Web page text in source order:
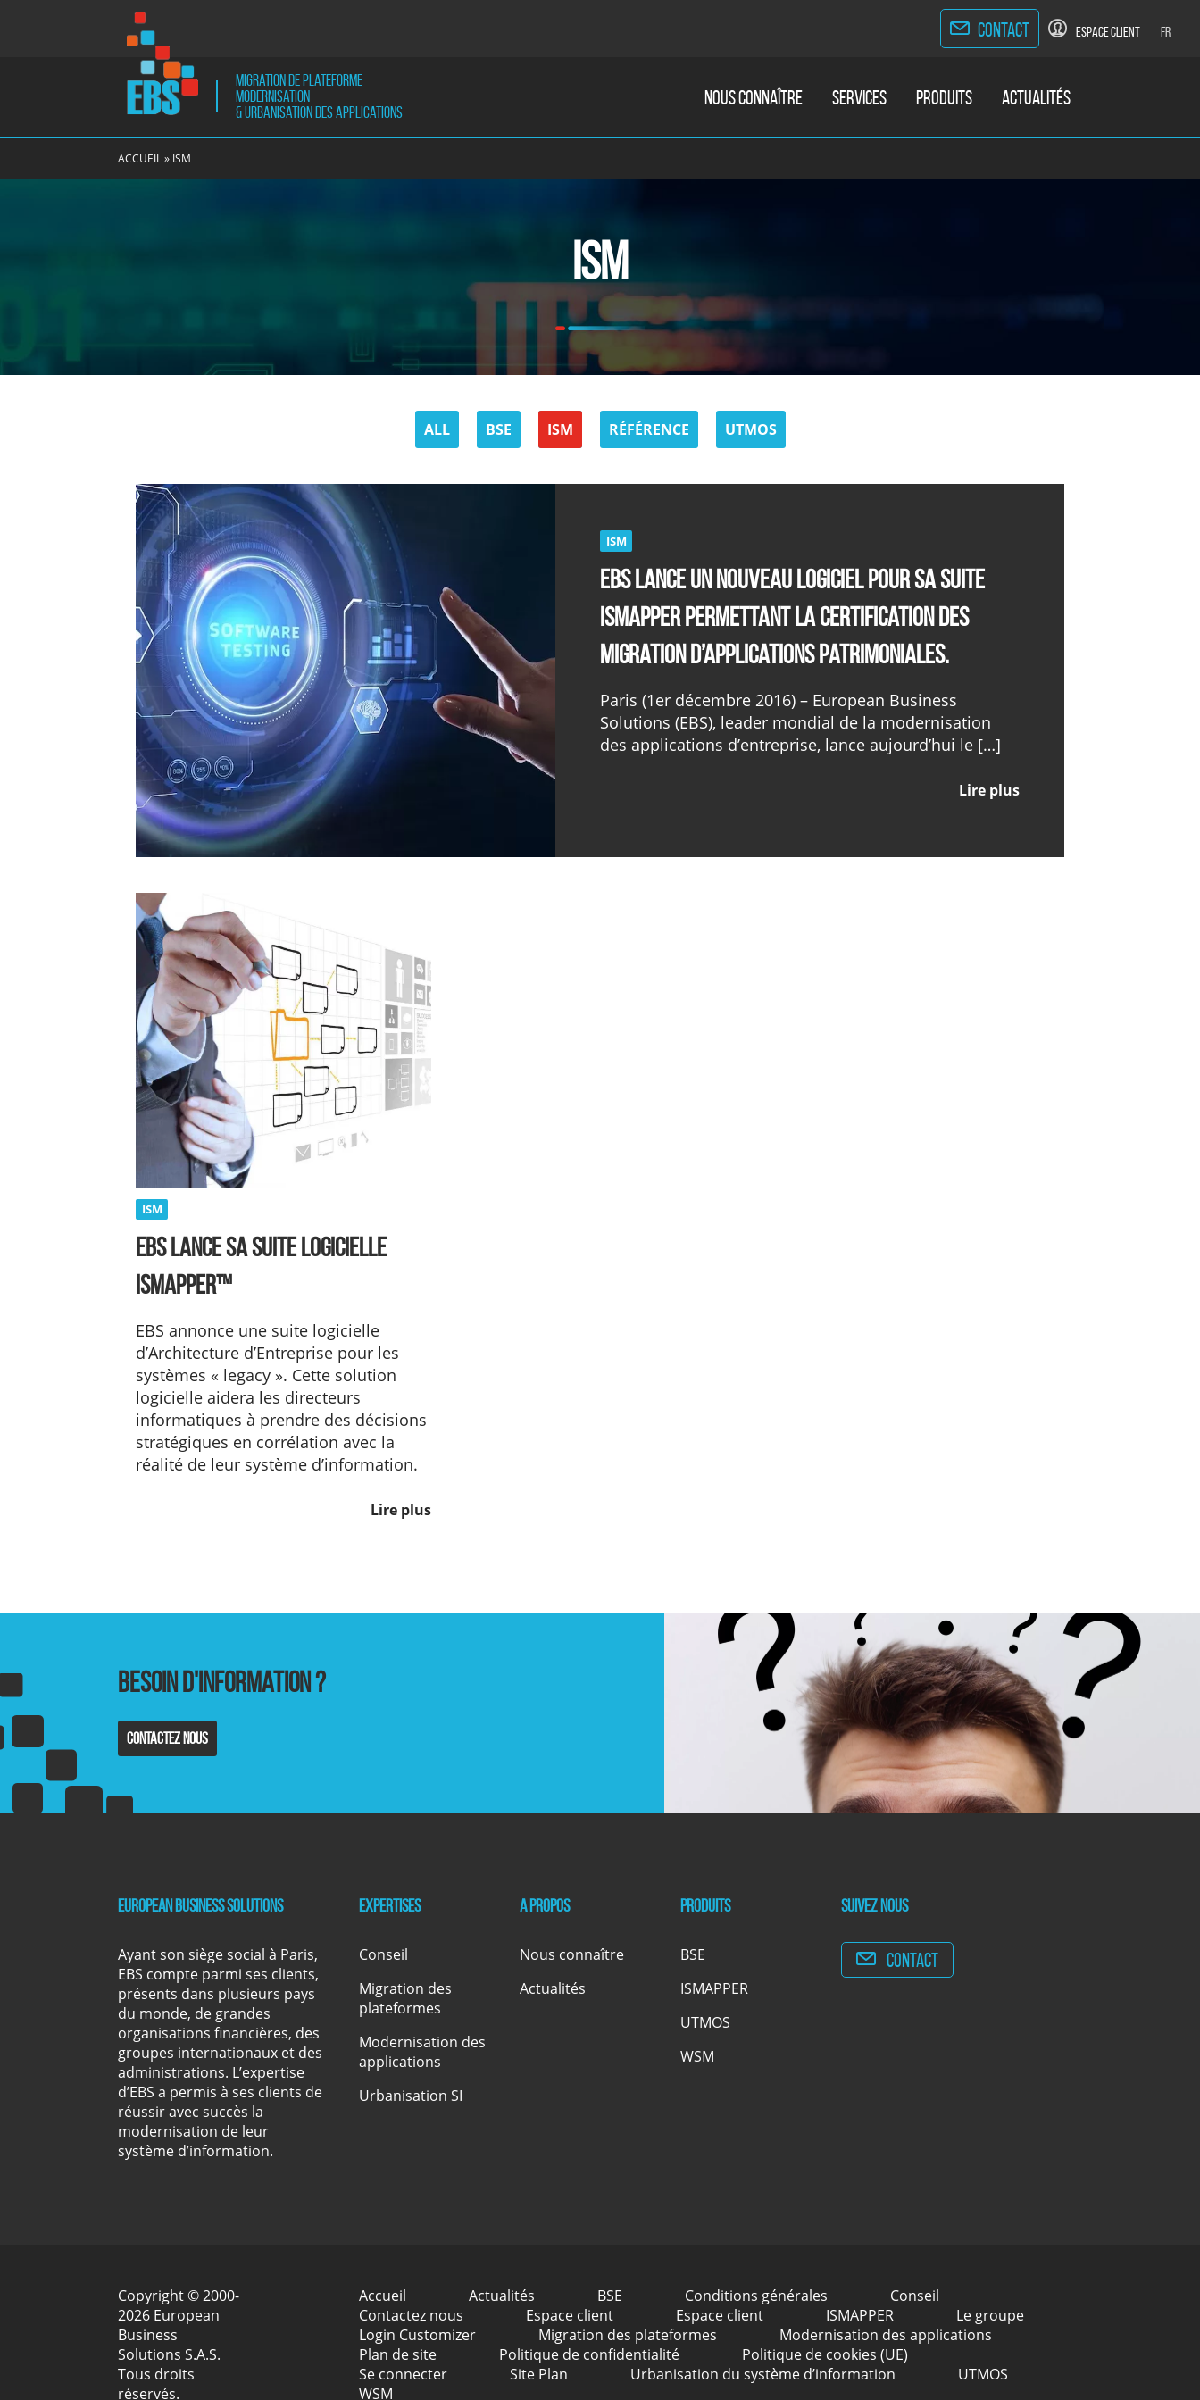
CONTACT ESPACE CLIENT FR
Migration de plateforme
Modernisation
& Urbanisation des applications
de
plateforme
NOUS CONNAÎTRE SERVICES PRODUITS ACTUALITÉS
ACCUEIL» ISM
ISM
ALL BSE ISM RÉFÉRENCE UTMOS
ISM
EBS lance un nouveau logiciel pour sa suite
ISMapper permettant la certification des
migration d’applications patrimoniales.
Paris (1er décembre 2016) – European Business
Solutions (EBS), leader mondial de la modernisation
des applications d’entreprise, lance aujourd’hui le […]
Lire plus
ISM
EBS lance sa suite logicielle
ISMAPPER™
EBS annonce une suite logicielle
d’Architecture d’Entreprise pour les
systèmes « legacy ». Cette solution
logicielle aidera les directeurs
informatiques à prendre des décisions
stratégiques en corrélation avec la
réalité de leur système d’information.
Lire plus
Besoin d'information ?
Contactez nous
European Business Solutions
Ayant son siège social à Paris,
EBS compte parmi ses clients,
présents dans plusieurs pays
du monde, de grandes
organisations financières, des
groupes internationaux et des
administrations. L’expertise
d’EBS a permis à ses clients de
réussir avec succès la
modernisation de leur
système d’information.
Expertises
Conseil
Migration des
plateformes
Modernisation des
applications
Urbanisation SI
A propos
Nous connaître
Actualités
Produits
BSE
ISMAPPER
UTMOS
WSM
Suivez nous
Contact
Copyright © 2000-
2026 European
Business
Solutions S.A.S.
Tous droits
réservés.
Accueil Actualités BSE Conditions générales
Conseil
Contactez nous
Espace client Espace client ISMAPPER
Le groupe
Login Customizer
Migration des plateformes
Modernisation des applications
Plan de site
Politique de confidentialité
Politique de cookies (UE)
Se connecter
Site Plan Urbanisation du système d’information
UTMOS
WSM